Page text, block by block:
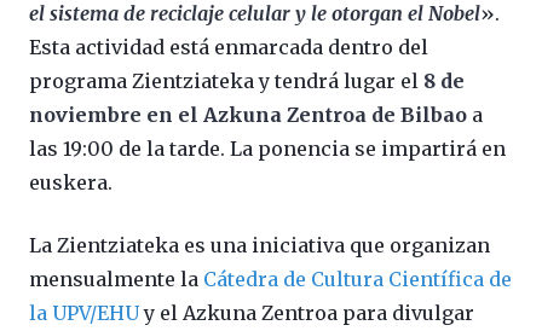
el sistema de reciclaje celular y le otorgan el Nobel».
Esta actividad está enmarcada dentro del
programa Zientziateka y tendrá lugar el 8 de
noviembre en el Azkuna Zentroa de Bilbao a
las 19:00 de la tarde. La ponencia se impartirá en
euskera.
La Zientziateka es una iniciativa que organizan
mensualmente la Cátedra de Cultura Científica de
la UPV/EHUy el Azkuna Zentroa para divulgar